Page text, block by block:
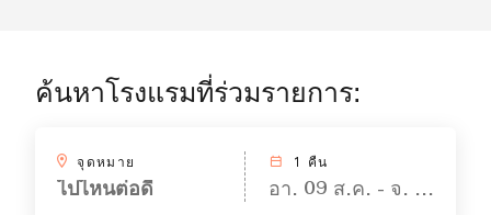
ค้นหาโรงแรมที่ร่วมรายการ:
จุดหมาย
ไปไหนต่อดี
1 คืน
อา. 09 ส.ค. - จ. 10 ส.ค.